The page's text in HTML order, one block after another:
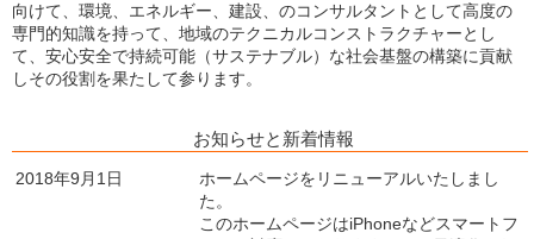
向けて、環境、エネルギー、建設、のコンサルタントとして高度の
専門的知識を持って、地域のテクニカルコンストラクチャーとし
て、安心安全で持続可能（サステナブル）な社会基盤の構築に貢献
しその役割を果たして参ります。
お知らせと新着情報
2018年9月1日
ホームページをリニューアルいたしまし
た。
このホームページはiPhoneなどスマートフ